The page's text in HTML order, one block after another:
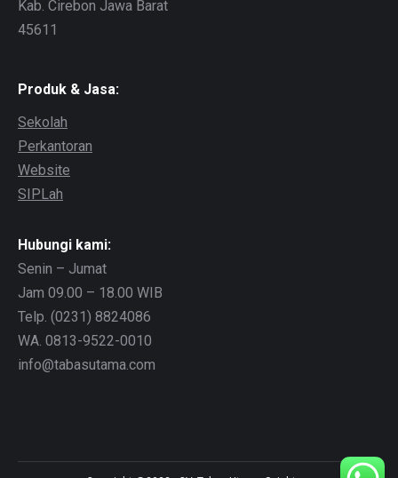
Kab. Cirebon Jawa Barat
45611
Produk & Jasa:
Sekolah
Perkantoran
Website
SIPLah
Hubungi kami:
Senin – Jumat
Jam 09.00 – 18.00 WIB
Telp. (0231) 8824086
WA. 0813-9522-0010
info@tabasutama.com